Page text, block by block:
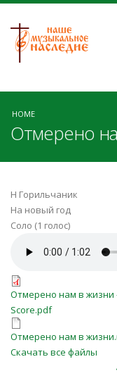
HOME
Отмерено
Н Горильчаник
На новый год
Соло (1 голос)
Отмерено
Отмерено
Score.pdf
Отмерено нам в жизни
Score.pdf
Отмерено
Отмерено нам в
Скачать все файлы